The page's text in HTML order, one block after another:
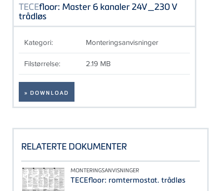
TECEfloor: Master 6 kanaler 24V_230 V
trådløs
Kategori: Monteringsanvisninger
Filstørrelse: 2.19 MB
» DOWNLOAD
RELATERTE DOKUMENTER
MONTERINGSANVISNINGER
TECEfloor: romtermostat. trådløs